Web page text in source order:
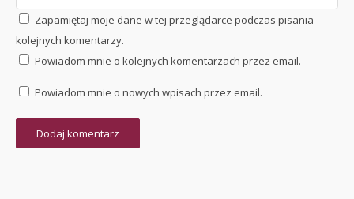
Zapamiętaj moje dane w tej przeglądarce podczas pisania
kolejnych komentarzy.
Powiadom mnie o kolejnych komentarzach przez email.
Powiadom mnie o nowych wpisach przez email.